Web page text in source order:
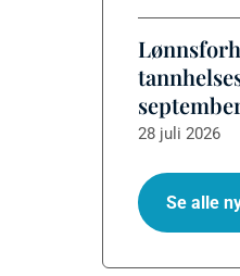
28 juli 2026
Se alle